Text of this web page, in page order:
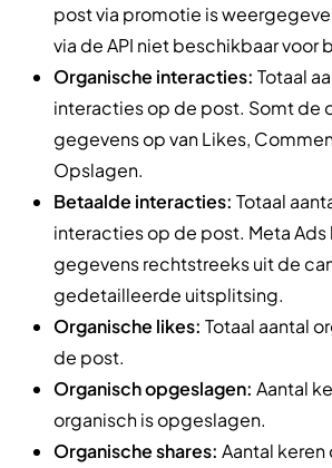
post via promotie is
via de API niet beschikbaar voor
Organische interacties: Totaal
interacties op de post. Somt de
gegevens op van Likes,
Opslagen.
Betaalde interacties: Totaal
interacties op de post. Meta Ads
gegevens rechtstreeks uit de
gedetailleerde uitsplitsing.
Organische likes: Totaal aantal
de post.
Organisch opgeslagen: Aantal
organisch is opgeslagen.
Organische shares: Aantal